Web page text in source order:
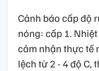
Cảnh báo cấp độ
nóng: cấp 1.
cảm nhận thực tế
lệch từ 2 - 4 độ C,